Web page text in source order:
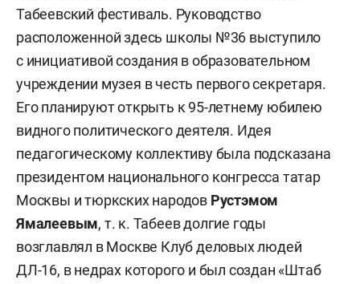
Табеевский фестиваль. Руководство
расположенной здесь школы №36 выступило
с инициативой создания в образовательном
учреждении музея в честь первого секретаря.
Его планируют открыть к 95-летнему юбилею
видного политического деятеля. Идея
педагогическому коллективу была подсказана
президентом национального конгресса татар
Москвы и тюркских народов Рустэмом
Ямалеевым, т. к. Табеев долгие годы
возглавлял в Москве Клуб деловых людей
ДЛ-16, в недрах которого и был создан «Штаб